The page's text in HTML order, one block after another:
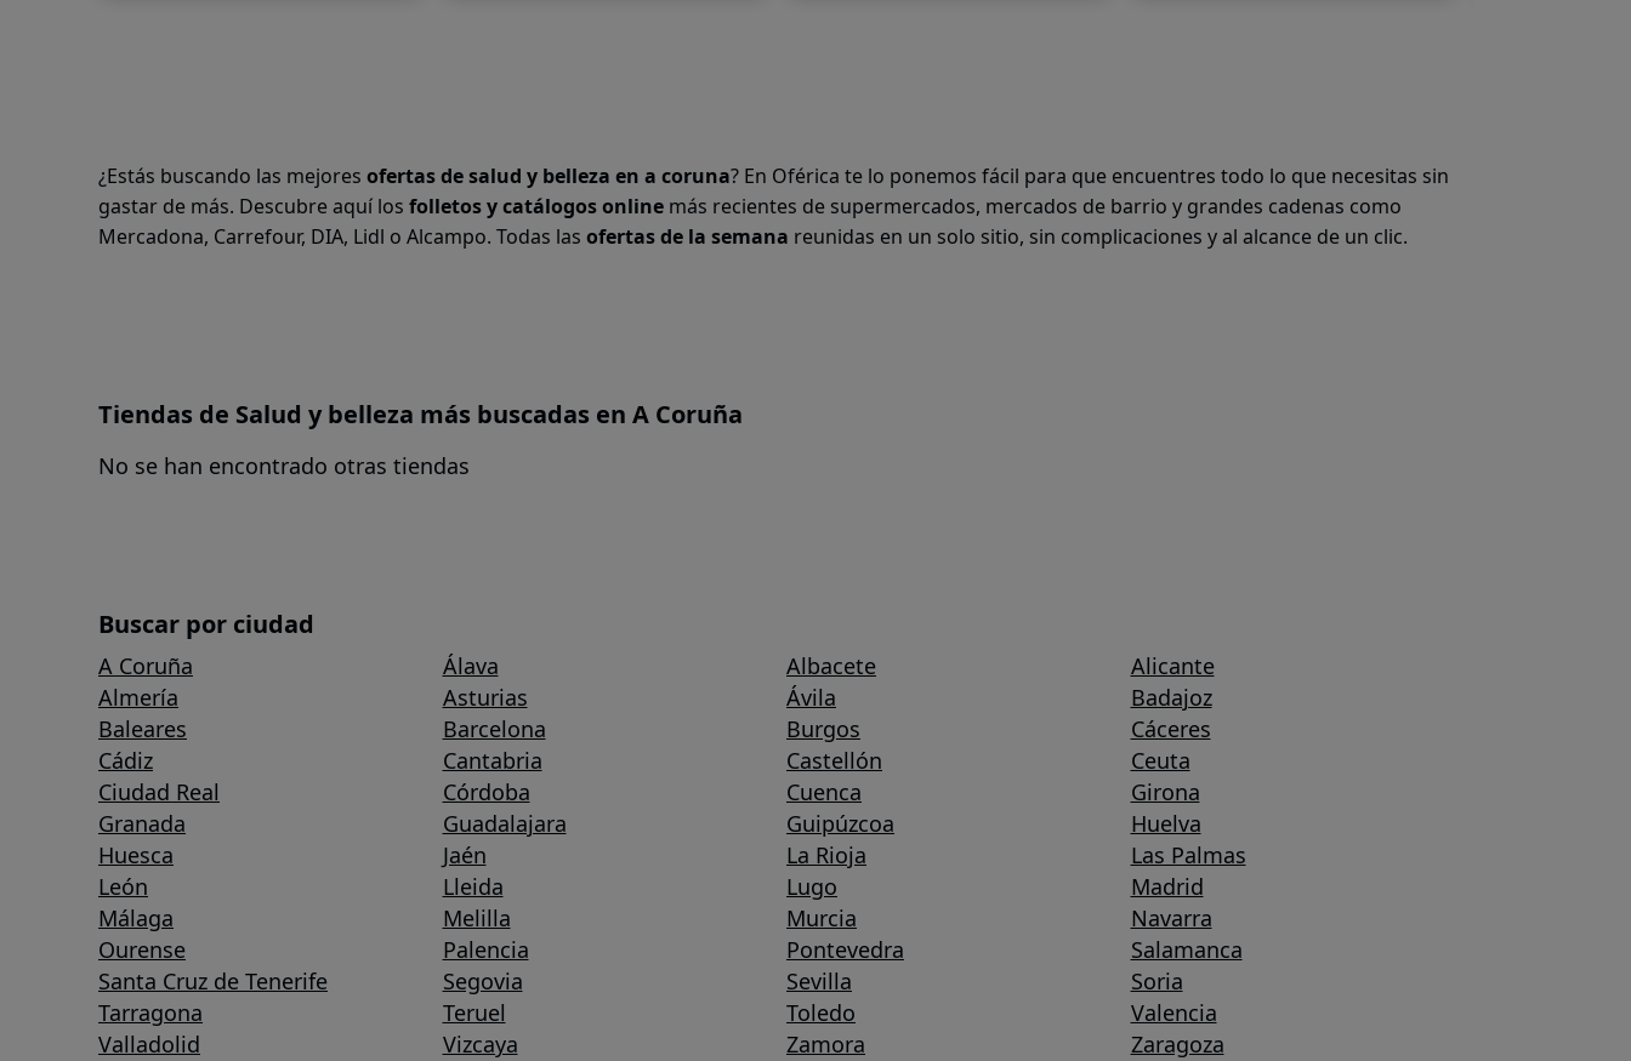
¿Estás buscando las mejores ofertas de salud y belleza en a coruna? En Oférica te lo ponemos fácil para que encuentres todo lo que necesitas sin
gastar de más. Descubre aquí los folletos y catálogos online más recientes de supermercados, mercados de barrio y grandes cadenas como
Mercadona, Carrefour, DIA, Lidl o Alcampo. Todas las ofertas de la semana reunidas en un solo sitio, sin complicaciones y al alcance de un clic.
Tiendas de Salud y belleza más buscadas en A Coruña
No se han encontrado otras tiendas
Buscar por ciudad
A Coruña Álava Albacete
Alicante
Almería
Asturias Ávila
Badajoz
Baleares
Barcelona Burgos
Cáceres
Cádiz
Cantabria Castellón
Ceuta
Ciudad Real
Córdoba Cuenca
Girona
Granada
Guadalajara Guipúzcoa
Huelva
Huesca
Jaén La Rioja
Las Palmas
León
Lleida Lugo
Madrid
Málaga
Melilla Murcia
Navarra
Ourense
Palencia Pontevedra
Salamanca
Santa Cruz de Tenerife
Segovia Sevilla
Soria
Tarragona
Teruel Toledo
Valencia
Valladolid
Vizcaya Zamora Zaragoza